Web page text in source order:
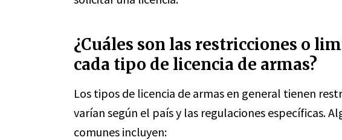
¿Cuáles son las restricciones o
cada tipo de licencia de armas?
Los tipos de licencia de armas en general tienen
varían según el país y las regulaciones específicas.
comunes incluyen: